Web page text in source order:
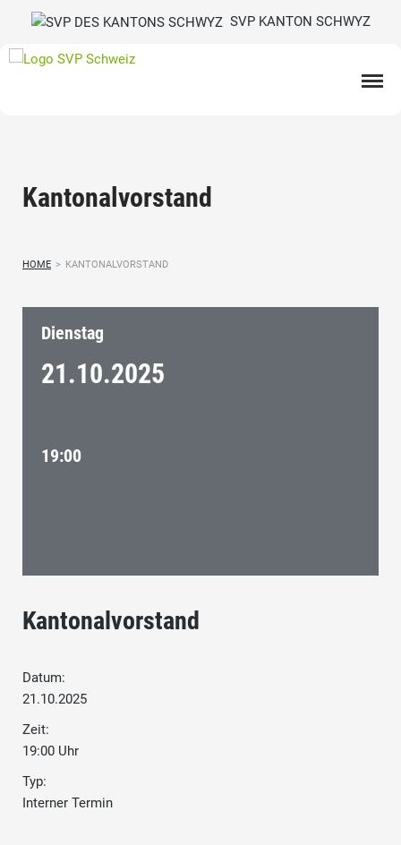
SVP KANTON SCHWYZ
Kantonalvorstand
HOME > KANTONALVORSTAND
Dienstag
21.10.2025
19:00
Kantonalvorstand
Datum:
21.10.2025
Zeit:
19:00 Uhr
Typ:
Interner Termin